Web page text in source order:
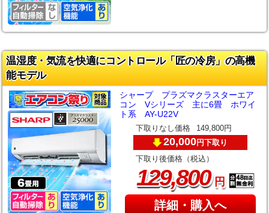
温湿度・気流を快適にコントロール「匠の冷房」の高機
能モデル
シャープ プラズマクラスターエア
コン Vシリーズ 主に6畳 ホワイ
ト系 AY-U22V
下取りなし価格 149,800円
20,000円下取り
下取り後価格（税込）
129,800円
詳細・購入へ